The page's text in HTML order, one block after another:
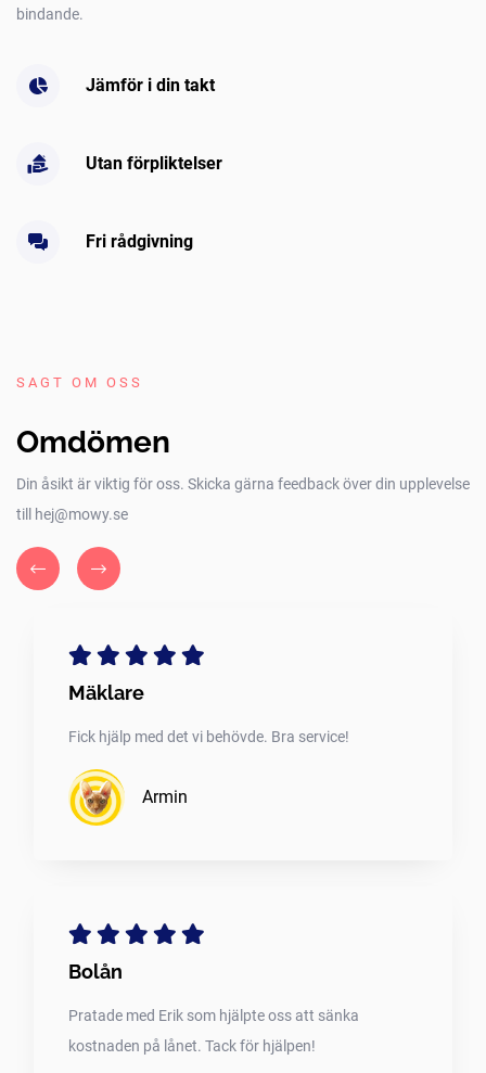
bindande.
Jämför i din takt
Utan förpliktelser
Fri rådgivning
SAGT OM OSS
Omdömen
Din åsikt är viktig för oss. Skicka gärna feedback över din upplevelse
till hej@mowy.se
Mäklare
Fick hjälp med det vi behövde. Bra service!
Armin
Bolån
Pratade med Erik som hjälpte oss att sänka
kostnaden på lånet. Tack för hjälpen!